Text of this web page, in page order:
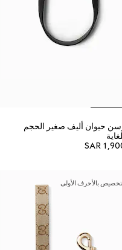
حيوان أليف صغير الحجم
SAR
بالأحرف الأولى